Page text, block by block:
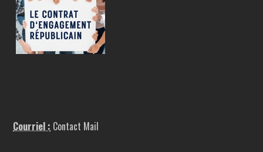
Courriel : Contact Mail